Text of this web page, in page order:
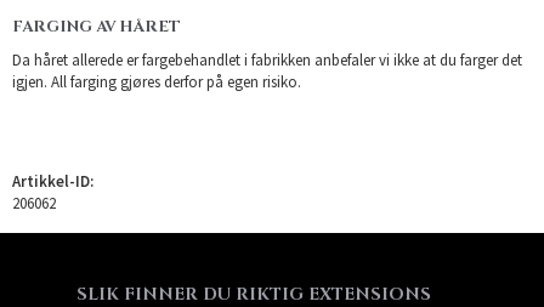
FARGING AV HÅRET
Da håret allerede er fargebehandlet i fabrikken anbefaler vi ikke at du farger det
igjen. All farging gjøres derfor på egen risiko.
Artikkel-ID:
206062
SLIK FINNER DU RIKTIG EXTENSIONS